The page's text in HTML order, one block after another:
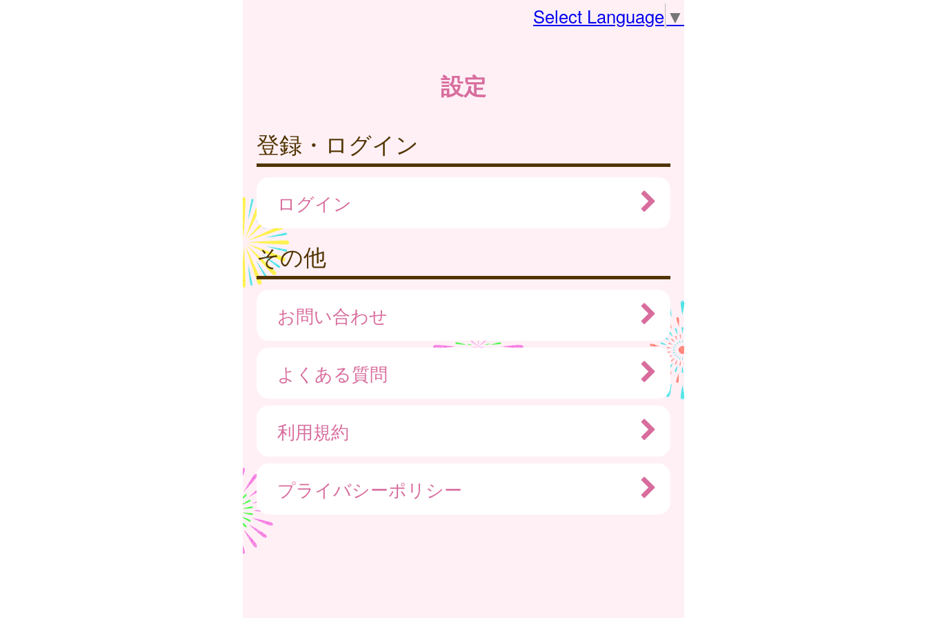
Select Language ▼
設定
登録・ログイン
ログイン
その他
お問い合わせ
よくある質問
利用規約
プライバシーポリシー